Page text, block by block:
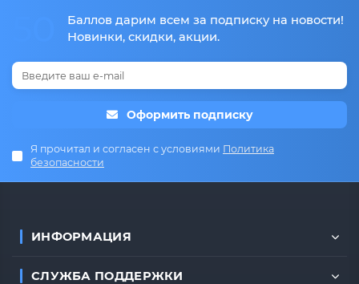
Баллов дарим всем за подписку на новости!
Новинки, скидки, акции.
Оформить подписку
Я прочитал и согласен с условиями Политика
безопасности
ИНФОРМАЦИЯ
СЛУЖБА ПОДДЕРЖКИ